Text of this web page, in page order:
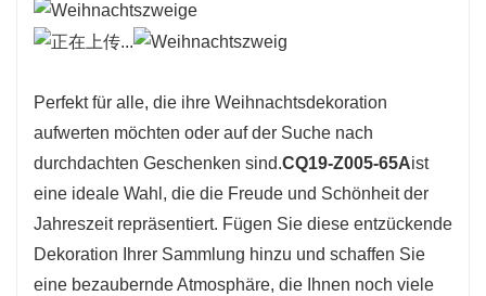
Perfekt für alle, die ihre Weihnachtsdekoration
aufwerten möchten oder auf der Suche nach
durchdachten Geschenken sind.CQ19-Z005-65Aist
eine ideale Wahl, die die Freude und Schönheit der
Jahreszeit repräsentiert. Fügen Sie diese entzückende
Dekoration Ihrer Sammlung hinzu und schaffen Sie
eine bezaubernde Atmosphäre, die Ihnen noch viele